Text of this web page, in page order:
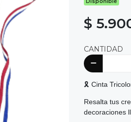
Disponible
$
CANTIDAD
🎗️ Cinta
Resalta tus
decoraciones